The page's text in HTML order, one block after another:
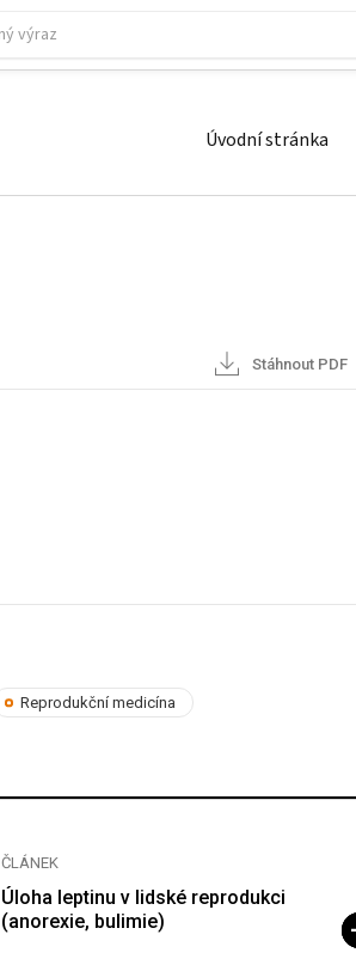
Úvodní stránka
Stáhnout PDF
Reprodukční medicína
ČLÁNEK
Úloha leptinu v lidské reprodukci
(anorexie, bulimie)